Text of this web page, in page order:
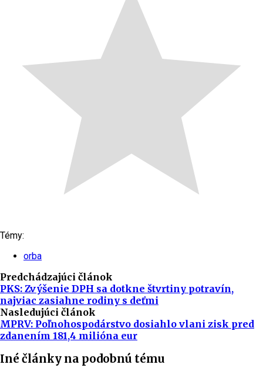
Témy:
orba
Predchádzajúci článok
PKS: Zvýšenie DPH sa dotkne štvrtiny potravín,
najviac zasiahne rodiny s deťmi
Nasledujúci článok
MPRV: Poľnohospodárstvo dosiahlo vlani zisk pred
zdanením 181,4 milióna eur
Iné články na podobnú tému